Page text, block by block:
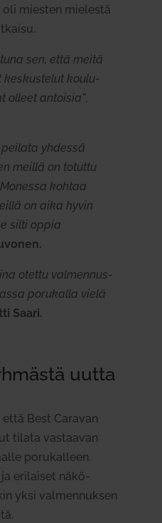
miesten mie­lestä
sen, että meitä
kes­kus­telut kou­lu­
olleet antoisia”,
peilata yhdessä
meillä on totuttu
kohtaa
on aika hyvin
silti oppia
otettu val­men­nus­
poru­kalla vielä
Saari.
uutta
Best Caravan
tilata vas­taavan
poru­kalleen.
ja eri­laiset näkö­
yksi val­men­nuksen